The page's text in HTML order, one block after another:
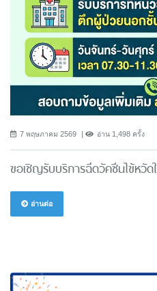
7 พฤษภาคม 2569 อ่าน 1,498 ครั้ง
ขอเชิญรับบริการฉีดวัคซีนไข้ห
อ่านต่อ